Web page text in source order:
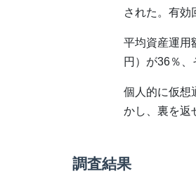
された。有効
平均資産運用
円）が36％、
個人的に仮想
かし、裏を返
調査結果